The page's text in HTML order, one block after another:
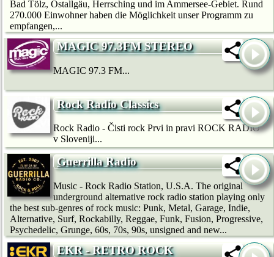
Bad Tölz, Ostallgäu, Herrsching und im Ammersee-Gebiet. Rund
270.000 Einwohner haben die Möglichkeit unser Programm zu
empfangen,...
MAGIC 97.3FM STEREO
MAGIC 97.3 FM...
Rock Radio Classics
Rock Radio - Čisti rock Prvi in pravi ROCK RADIO
v Sloveniji...
Guerrilla Radio
Music - Rock Radio Station, U.S.A. The original
underground alternative rock radio station playing only
the best sub-genres of rock music: Punk, Metal, Garage, Indie,
Alternative, Surf, Rockabilly, Reggae, Funk, Fusion, Progressive,
Psychedelic, Grunge, 60s, 70s, 90s, unsigned and new...
EKR - RETRO ROCK